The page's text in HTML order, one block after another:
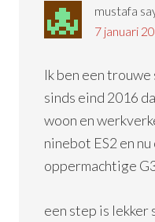
mustafa
7 januari
Ik ben een
sinds eind 2016
woon en
ninebot ES2 en
oppermachtige
een step is lekker